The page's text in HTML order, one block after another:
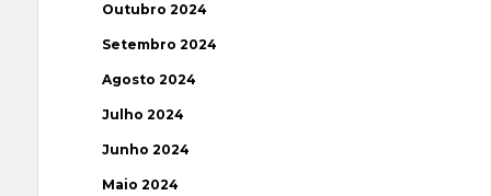
Outubro 2024
Setembro 2024
Agosto 2024
Julho 2024
Junho 2024
Maio 2024